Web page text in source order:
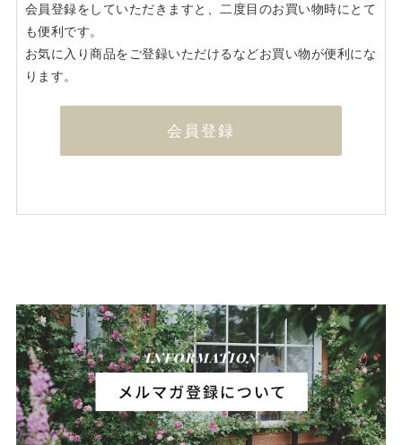
会員登録をしていただきますと、二度目のお買い物時にとて
も便利です。
お気に入り商品をご登録いただけるなどお買い物が便利にな
ります。
会員登録